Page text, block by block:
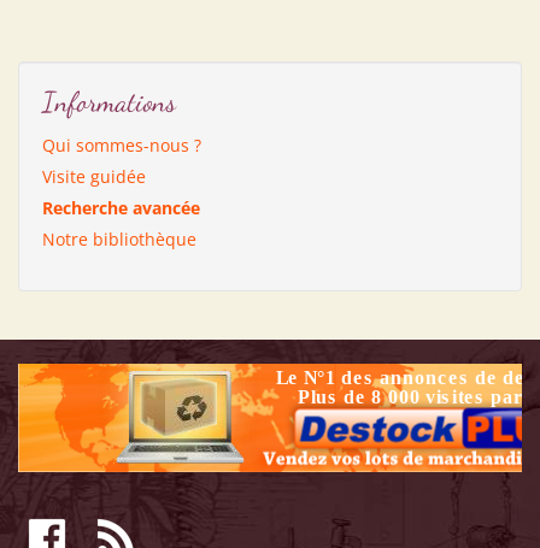
Informations
Qui sommes-nous ?
Visite guidée
Recherche avancée
Notre bibliothèque